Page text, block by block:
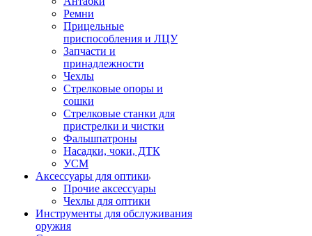
Ремни
Прицельные
приспособления и ЛЦУ
Запчасти и
принадлежности
Чехлы
Стрелковые опоры и
сошки
Стрелковые станки для
пристрелки и чистки
Фальшпатроны
Насадки, чоки, ДТК
УСМ
Аксессуары для оптики
Прочие аксессуары
Чехлы для оптики
Инструменты для обслуживания
оружия